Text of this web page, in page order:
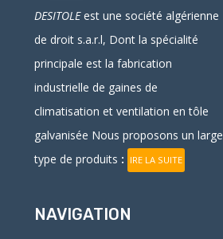
DESITOLE est une société algérienne
de droit s.a.r.l, Dont la spécialité
principale est la fabrication
industrielle de gaines de
climatisation et ventilation entôle
galvanisée Nous proposons un large
type de produits : IRE LA SUITE
NAVIGATION